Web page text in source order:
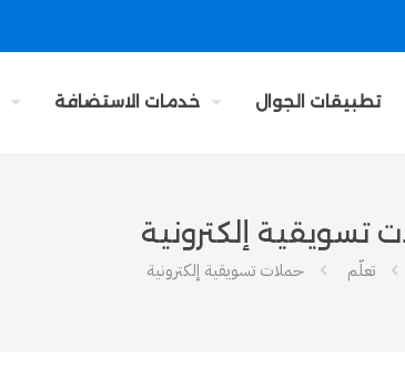
تطبيقات الجوال خدمات الاستضافة
تسويقية إلكترونية
تعلّم حملات تسويقية إلكترونية